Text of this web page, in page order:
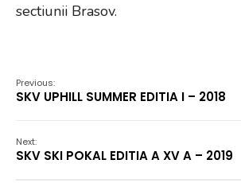
sectiunii Brasov.
Previous:
SKV UPHILL SUMMER EDITIA I – 2018
Next:
SKV SKI POKAL EDITIA A XV A – 2019